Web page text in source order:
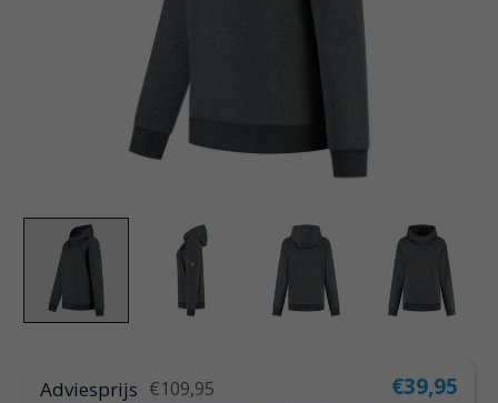
Adviesprijs €109,95 €39,95